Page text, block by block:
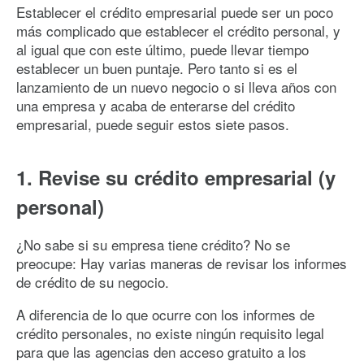
Establecer el crédito empresarial puede ser un poco
más complicado que establecer el crédito personal, y
al igual que con este último, puede llevar tiempo
establecer un buen puntaje. Pero tanto si es el
lanzamiento de un nuevo negocio o si lleva años con
una empresa y acaba de enterarse del crédito
empresarial, puede seguir estos siete pasos.
1. Revise su crédito empresarial (y
personal)
¿No sabe si su empresa tiene crédito? No se
preocupe: Hay varias maneras de revisar los informes
de crédito de su negocio.
A diferencia de lo que ocurre con los informes de
crédito personales, no existe ningún requisito legal
para que las agencias den acceso gratuito a los